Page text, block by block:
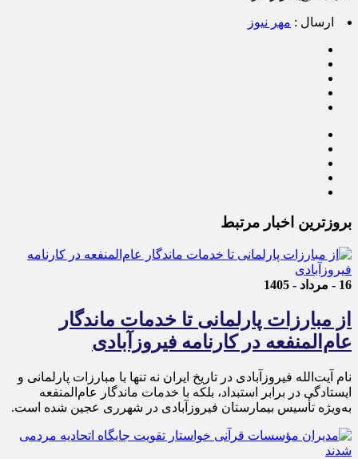
ارسال : مهر نیوز
بروزترین اخبار مرتبط
16 - مرداد - 1405
از مبارزات پارلمانی تا خدمات ماندگار
عام‌المنفعه در کارنامه فیروزآبادی
نام آیت‌الله فیروزآبادی در تاریخ ایران نه تنها با مبارزات پارلمانی و
ایستادگی در برابر استبداد، بلکه با خدمات ماندگار عام‌المنفعه
به‌ویژه تأسیس بیمارستان فیروزآبادی در شهرری عجین شده است.